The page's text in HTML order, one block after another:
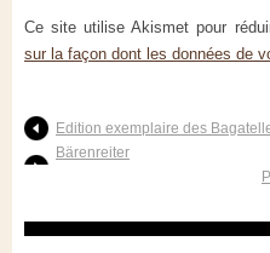
Ce site utilise Akismet pour
sur la façon dont les données de
Edition exemplaire des
Bärenreiter